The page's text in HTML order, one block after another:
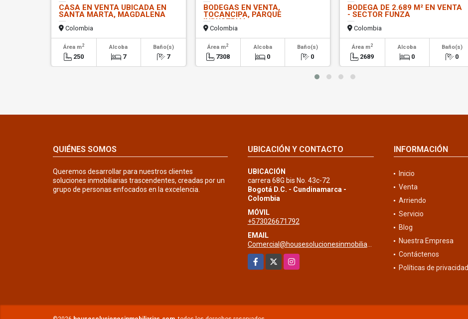
CASA EN VENTA UBICADA EN
SANTA MARTA, MAGDALENA
Colombia
Área m2
250
Alcoba
7
Baño(s)
7
BODEGAS EN VENTA,
TOCANCIPA, PARQUE
INDUSTRIAL
Colombia
Área m2
7308
Alcoba
0
Baño(s)
0
BODEGA DE 2.689 M² EN VENTA
- SECTOR FUNZA
Colombia
Área m2
2689
Alcoba
0
Baño(s)
0
QUIÉNES SOMOS
Queremos desarrollar para nuestros clientes
soluciones inmobiliarias trascendentes, creadas por un
grupo de personas enfocados en la excelencia.
UBICACIÓN Y CONTACTO
UBICACIÓN
carrera 68G bis No. 43c-72
Bogotá D.C. - Cundinamarca -
Colombia
MÓVIL
+573026671792
EMAIL
Comercial@housesolucionesinmobiliarias.com
Facebook
Instagram
INFORMACIÓN
Inicio
Venta
Arriendo
Servicio
Blog
Nuestra Empresa
Contáctenos
Políticas de privacidad